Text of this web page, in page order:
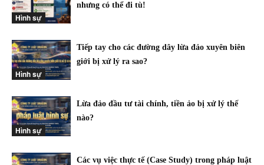
Hình sự
nhưng có thể đi tù!
Hình sự
Tiếp tay cho các đường dây lừa đảo xuyên biên
giới bị xử lý ra sao?
Hình sự
Lừa đảo đầu tư tài chính, tiền ảo bị xử lý thế
nào?
Các vụ việc thực tế (Case Study) trong pháp luật